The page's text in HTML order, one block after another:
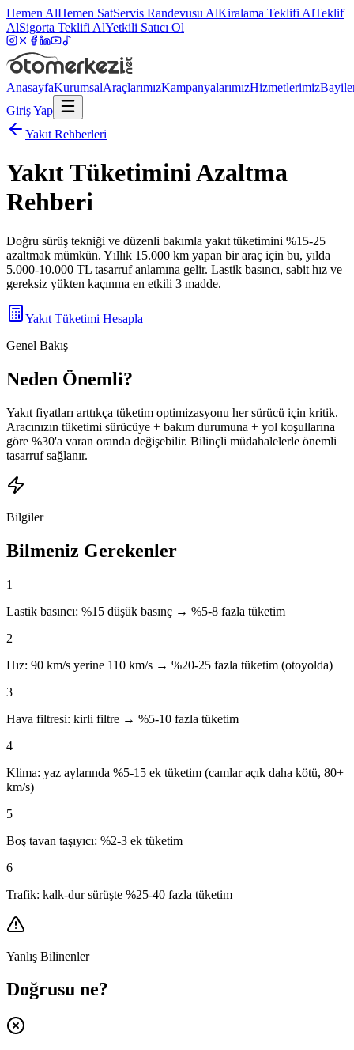
Hemen AlHemen SatServis Randevusu AlKiralama Teklifi AlTeklif
AlSigorta Teklifi AlYetkili Satıcı Ol
AnasayfaKurumsalAraçlarımızKampanyalarımızHizmetlerimiz
Giriş Yap
Yakıt Rehberleri
Yakıt Tüketimini Azaltma
Rehberi
Doğru sürüş tekniği ve düzenli bakımla yakıt tüketimini %15-25
azaltmak mümkün. Yıllık 15.000 km yapan bir araç için bu, yılda
5.000-10.000 TL tasarruf anlamına gelir. Lastik basıncı, sabit hız ve
gereksiz yükten kaçınma en etkili 3 madde.
Yakıt Tüketimi Hesapla
Genel Bakış
Neden Önemli?
Yakıt fiyatları arttıkça tüketim optimizasyonu her sürücü için kritik.
Aracınızın tüketimi sürücüye + bakım durumuna + yol koşullarına
göre %30'a varan oranda değişebilir. Bilinçli müdahalelerle önemli
tasarruf sağlanır.
Bilgiler
Bilmeniz Gerekenler
1
Lastik basıncı: %15 düşük basınç → %5-8 fazla tüketim
2
Hız: 90 km/s yerine 110 km/s → %20-25 fazla tüketim (otoyolda)
3
Hava filtresi: kirli filtre → %5-10 fazla tüketim
4
Klima: yaz aylarında %5-15 ek tüketim (camlar açık daha kötü, 80+
km/s)
5
Boş tavan taşıyıcı: %2-3 ek tüketim
6
Trafik: kalk-dur sürüşte %25-40 fazla tüketim
Yanlış Bilinenler
Doğrusu ne?